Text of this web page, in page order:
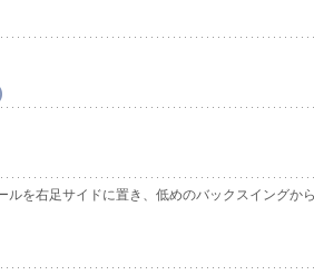
ルを右足サイドに置き、低めのバックスイングか